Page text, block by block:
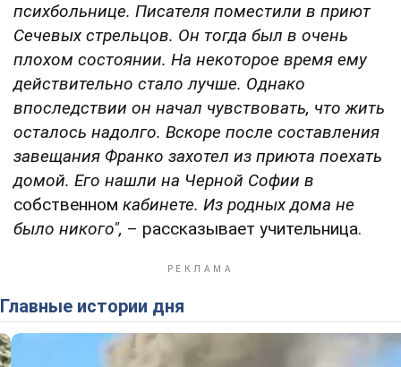
психбольнице. Писателя поместили в приют
Сечевых стрельцов. Он тогда был в очень
плохом состоянии. На некоторое время ему
действительно стало лучше. Однако
впоследствии он начал чувствовать, что жить
осталось надолго. Вскоре после составления
завещания Франко захотел из приюта поехать
домой. Его нашли на Черной Софии в
собственном кабинете. Из родных дома не
было никого", – рассказывает учительница.
Главные истории дня